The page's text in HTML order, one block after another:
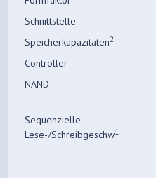
Schnittstelle
Speicherkapazitäten2
Controller
NAND
Sequenzielle
Lese-/Schreibgeschw1